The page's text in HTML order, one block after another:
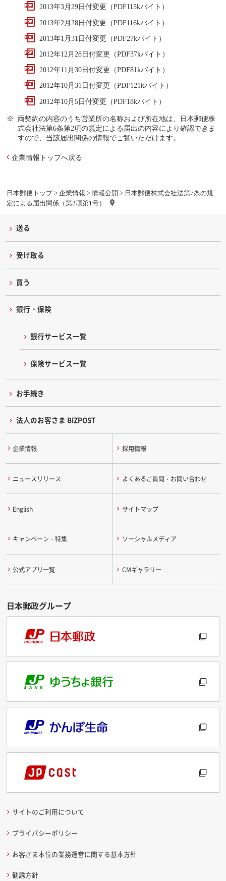
日本郵便トップ> 企業情報 >情報公開 > 日本郵便株式会社法第7条の規
定による届出関係（第2項第1号）
2013年3月29日付変更（PDF115kバイト）
2013年2月28日付変更（PDF116kバイト）
2013年1月31日付変更（PDF27kバイト）
2012年12月28日付変更（PDF37kバイト）
2012年11月30日付変更（PDF81kバイト）
2012年10月31日付変更（PDF121kバイト）
2012年10月5日付変更（PDF18kバイト）
両契約の内容のうち営業所の名称および所在地は、日本郵便株
式会社法第6条第2項の規定による届出の内容により確認できま
すので、 当該届出関係の情報でご覧いただけます。
企業情報トップへ戻る
送る
受け取る
買う
銀行・保険
銀行サービス一覧
保険サービス一覧
お手続き
法人のお客さま BIZPOST
企業情報 採用情報
ニュースリリース よくあるご質問・お問い合わせ
English サイトマップ
キャンペーン・特集 ソーシャルメディア
公式アプリ一覧 CMギャラリー
サイトのご利用について
プライバシーポリシー
お客さま本位の業務運営に関する基本方針
勧誘方針